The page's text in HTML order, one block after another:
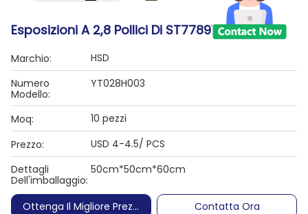
Esposizioni A 2,8 Pollici Di ST7789V TFT LCD
Marchio:
HSD
Numero
Modello:
YT028H003
Moq:
10 pezzi
Prezzo:
USD 4-4.5/ PCS
Dettagli
Dell'imballaggio:
50cm*50cm*60cm
Ottenga Il Migliore Prezzo Contatta Ora